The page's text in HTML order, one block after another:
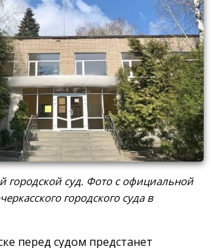
городской суд. Фото с официальной
городского суда в
перед судом предстанет